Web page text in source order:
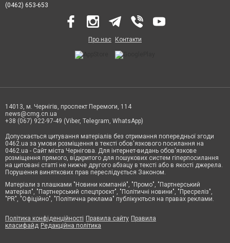
(0462) 653-653
Про нас Контакти
14013, м. Чернігів, проспект Перемоги, 114
news@cmg.cn.ua
+38 (067) 922-97-49 (Viber, Telegram, WhatsApp)
Допускається цитування матеріалів без отримання попередньої згоди
0462.ua за умови розміщення в тексті обов'язкового посилання на
0462.ua - Сайт міста Чернігова. Для інтернет-видань обов'язкове
розміщення прямого, відкритого для пошукових систем гіперпосилання
на цитовані статті не нижче другого абзацу в тексті або в якості джерела.
Порушення виняткових прав переслідується Законом.
Матеріали з плашками "Новини компаній", "Промо", "Партнерський
матеріал", "Партнерський спецпроєкт", "Політичні новини", "Пресреліз",
"PR", "Офіційно", "Політична реклама" публікуються на правах реклами.
Політика конфіденційності Правила сайту Правила
класифайд Редакційна політика